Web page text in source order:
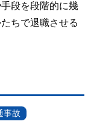
段を段階的に幾
ちで退職させる
事故